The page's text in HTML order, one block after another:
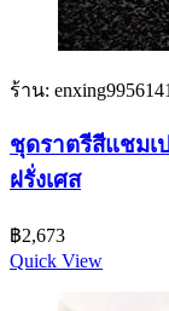
ร้าน:
ชุดราตรีสีแชมเ
ฝรั่งเศส
฿2,673
Quick View